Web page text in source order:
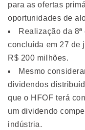
para as ofertas
oportunidades de
Realização da
concluída em 27 de
R$ 200 milhões.
Mesmo
dividendos
que o HFOF terá
um dividendo
indústria.